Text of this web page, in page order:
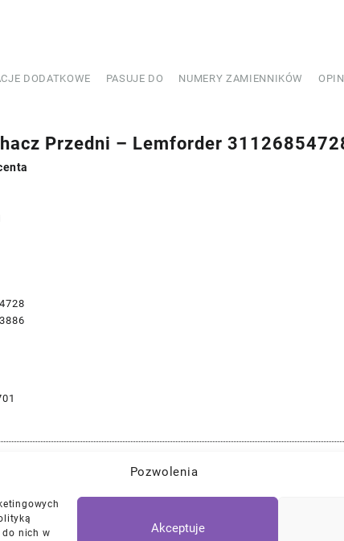
Pozwolenia
do nich w
Akceptuje
DODATKOWE PASUJE DO NUMERY ZAMIENNIKÓW
Przedni – Lemforder
Jakości Części Samochodowe z Gwarancją Dożywotnią!*